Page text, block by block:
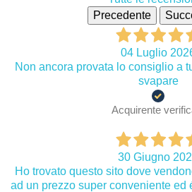
Precedente
04 Luglio
Non ancora provata lo consiglio a
svapare
Acquirente
30 Giugno
Ho trovato questo sito dove
ad un prezzo super conveniente ed